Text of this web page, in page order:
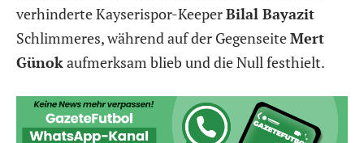
verhinderte Kayserispor-KeeperBilal Bayazit
Schlimmeres, während auf der GegenseiteMert
Günok aufmerksam blieb und die Null festhielt.